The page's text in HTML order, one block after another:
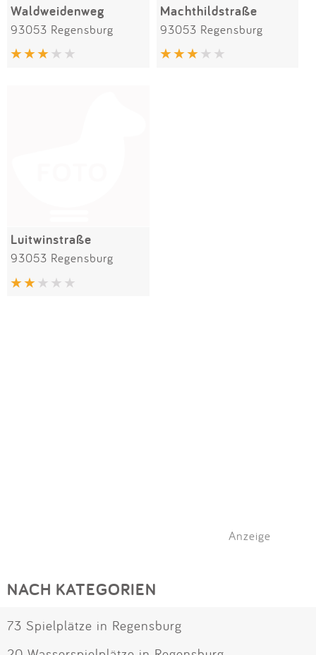
Waldweidenweg
93053 Regensburg
Machthildstraße
93053 Regensburg
Luitwinstraße
93053 Regensburg
Anzeige
NACH KATEGORIEN
73 Spielplätze in Regensburg